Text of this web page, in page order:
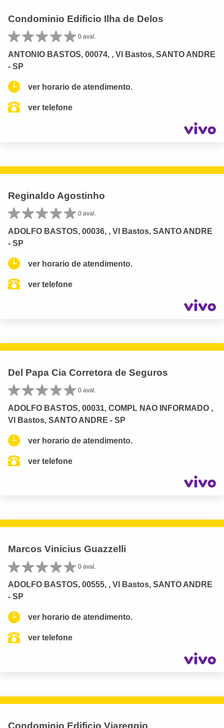
Condominio Edificio Ilha de Delos
0 aval.
ANTONIO BASTOS, 00074, , Vl Bastos, SANTO ANDRE
- SP
ver horario de atendimento.
ver telefone
Reginaldo Agostinho
0 aval.
ADOLFO BASTOS, 00036, , Vl Bastos, SANTO ANDRE
- SP
ver horario de atendimento.
ver telefone
Del Papa Cia Corretora de Seguros
0 aval.
ADOLFO BASTOS, 00031, COMPL NAO INFORMADO ,
Vl Bastos, SANTO ANDRE - SP
ver horario de atendimento.
ver telefone
Marcos Vinicius Guazzelli
0 aval.
ADOLFO BASTOS, 00555, , Vl Bastos, SANTO ANDRE
- SP
ver horario de atendimento.
ver telefone
Condominio Edificio Viareggio